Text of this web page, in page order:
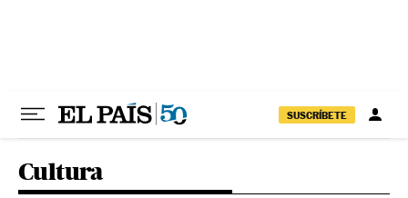
SUSCRÍBETE
Cultura